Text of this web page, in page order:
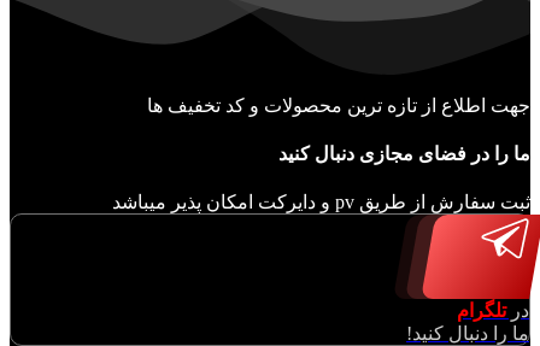
جهت اطلاع از تازه ترین محصولات و کد تخفیف ها
ما را در فضای مجازی دنبال کنید
ثبت سفارش از طریق pv و دایرکت امکان پذیر میباشد
درتلگرام
ما را دنبال کنید!